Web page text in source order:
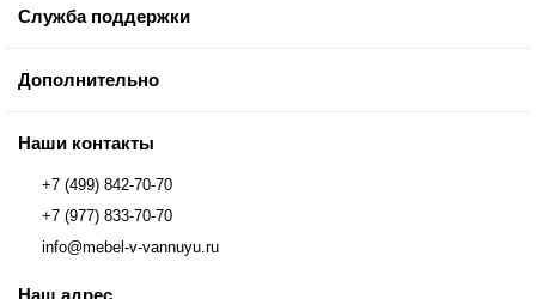
Служба поддержки
Дополнительно
Наши контакты
+7 (499) 842-70-70
+7 (977) 833-70-70
info@mebel-v-vannuyu.ru
Наш адрес